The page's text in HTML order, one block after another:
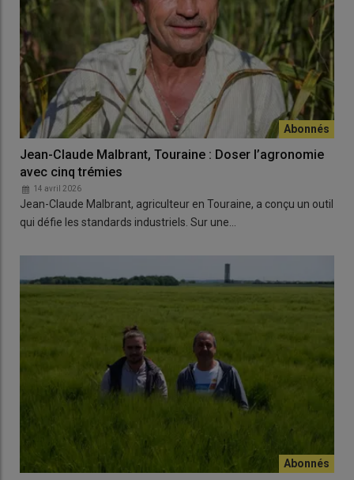
Jean-Claude Malbrant, Touraine : Doser l’agronomie
avec cinq trémies
14 avril 2026
Jean-Claude Malbrant, agriculteur en Touraine, a conçu un outil
qui défie les standards industriels. Sur une…